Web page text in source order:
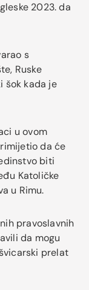
2023. da
s
Ruske
šok kada je
u ovom
da će
biti
Katoličke
u Rimu.
pravoslavnih
da mogu
prelat